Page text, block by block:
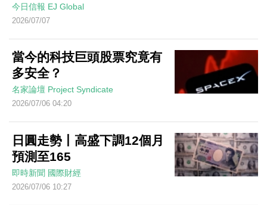
今日信報 EJ Global
2026/07/07
當今的科技巨頭股票究竟有
多安全？
名家論壇 Project Syndicate
2026/07/06 04:20
日圓走勢丨高盛下調12個月
預測至165
即時新聞 國際財經
2026/07/06 10:27